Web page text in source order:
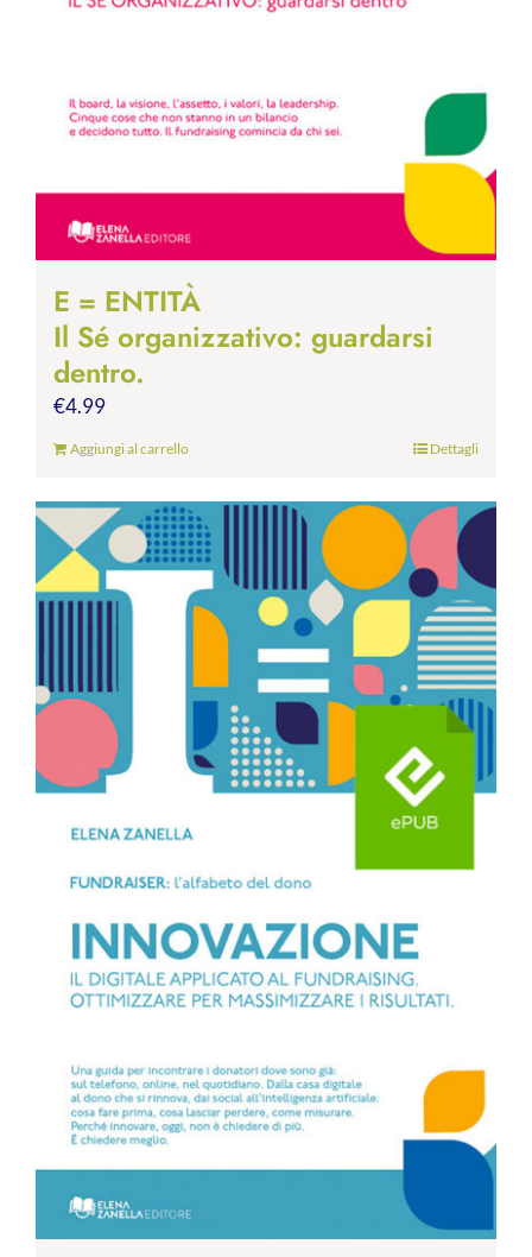
E = ENTITÀ
Il Sé organizzativo: guardarsi
dentro.
€4.99
Aggiungi al carrello Dettagli